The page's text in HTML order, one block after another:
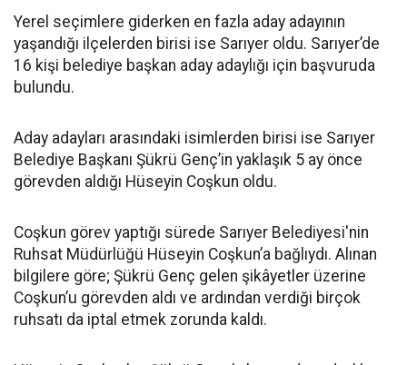
Yerel seçimlere giderken en fazla aday adayının
yaşandığı ilçelerden birisi ise Sarıyer oldu. Sarıyer’de
16 kişi belediye başkan aday adaylığı için başvuruda
bulundu.
Aday adayları arasındaki isimlerden birisi ise Sarıyer
Belediye Başkanı Şükrü Genç’in yaklaşık 5 ay önce
görevden aldığı Hüseyin Coşkun oldu.
Coşkun görev yaptığı sürede Sarıyer Belediyesi'nin
Ruhsat Müdürlüğü Hüseyin Coşkun’a bağlıydı. Alınan
bilgilere göre; Şükrü Genç gelen şikâyetler üzerine
Coşkun’u görevden aldı ve ardından verdiği birçok
ruhsatı da iptal etmek zorunda kaldı.